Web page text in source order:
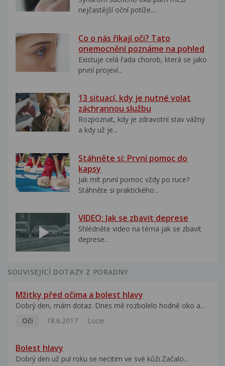
nejčastější oční potíže....
Co o nás říkají oči? Tato
onemocnění poznáme na pohled
Existuje celá řada chorob, která se jako
první projeví...
13 situací, kdy je nutné volat
záchrannou službu
Rozpoznat, kdy je zdravotní stav vážný
a kdy už je...
Stáhněte si: První pomoc do
kapsy
Jak mít první pomoc vždy po ruce?
Stáhněte si praktického...
VIDEO: Jak se zbavit deprese
Shlédněte video na téma jak se zbavit
deprese..
SOUVISEJÍCÍ DOTAZY Z PORADNY
Mžitky před očima a bolest hlavy
Dobrý den, mám dotaz. Dnes mě rozbolelo hodně oko a...
Oči
18.6.2017 Lucie
Bolest hlavy
Dobrý den už pul roku se necitim ve své kůži.Začalo...